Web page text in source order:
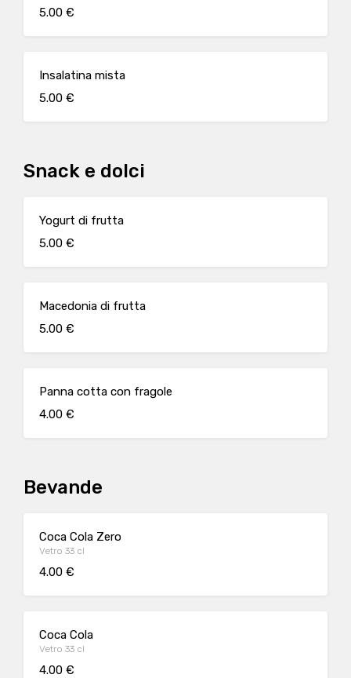
5.00 €
Insalatina mista
5.00 €
Snack e dolci
Yogurt di frutta
5.00 €
Macedonia di frutta
5.00 €
Panna cotta con fragole
4.00 €
Bevande
Coca Cola Zero
Vetro 33 cl
4.00 €
Coca Cola
Vetro 33 cl
4.00 €